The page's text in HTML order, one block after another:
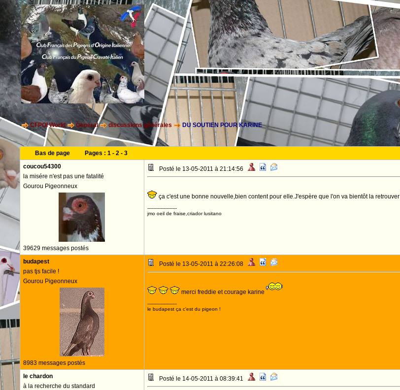
CFPOI World General discussions générales DU SOUTIEN POUR KARINE
Bas de page Pages : 1- 2- 3
coucou54300
la misére n'est pas une fatalité
Gourou Pigeonneux
39629 messages postés
Posté le 13-05-2011 à 21:14:56
ça c'est une bonne nouvelle,bien content pour elle.J'espère que l'on va bientôt la retrouver
--------------------
jmo oeil de fraise,criador lusitano
budapest
pas tjs facile !
Gourou Pigeonneux
8983 messages postés
Posté le 13-05-2011 à 22:26:08
merci freddie et courage karine
--------------------
le budapest ça c'est du pigeon !
le chardon
à la recherche du standard
Posté le 14-05-2011 à 08:39:41